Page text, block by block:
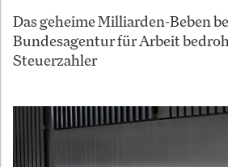
Das geheime Milliarden-Beben
Bundesagentur für Arbeit
Steuerzahler